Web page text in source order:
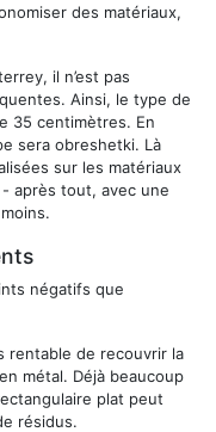
des matériaux,
il n’est pas
Ainsi, le type de
35 centimètres. En
sera obreshetki. Là
sur les matériaux
après tout, avec une
négatifs que
rentable de recouvrir la
métal. Déjà beaucoup
plat peut
résidus.